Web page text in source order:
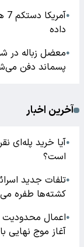
●
داده
●معضل زباله در
پسماند دفن
آخرین اخبار
●آیا خرید پله‌ای
است؟
●تلفات جدید
کشته‌ها طفره
●
آغاز موج نهایی